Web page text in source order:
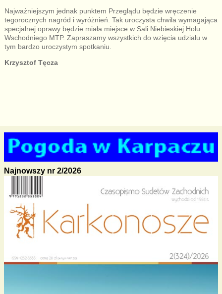
Najważniejszym jednak punktem Przeglądu będzie wręczenie
tegorocznych nagród i wyróżnień. Tak uroczysta chwila wymagająca
specjalnej oprawy będzie miała miejsce w Sali Niebieskiej Holu
Wschodniego MTP. Zapraszamy wszystkich do wzięcia udziału w
tym bardzo uroczystym spotkaniu.
Krzysztof Tęcza
Najnowszy nr 2/2026